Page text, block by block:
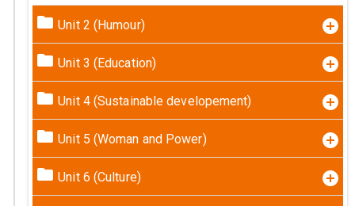
Unit 2 (Humour)
Unit 3 (Education)
Unit 4 (Sustainable developement)
Unit 5 (Woman and Power)
Unit 6 (Culture)